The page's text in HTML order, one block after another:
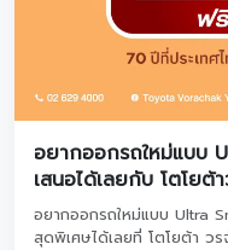
อยากออกรถใหม่แบบ
เสนอได้เลยกับ โตโยต้
อยากออกรถใหม่แบบ Ultra
สุดพิเศษได้เลยที่ โตโยต้า วร